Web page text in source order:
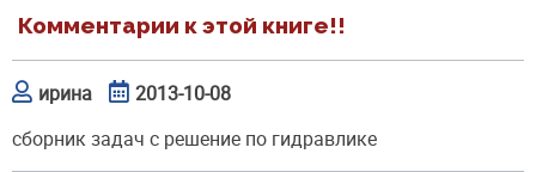
Комментарии к этой книге!!
ирина
2013-10-08
сборник задач с решение по гидравлике